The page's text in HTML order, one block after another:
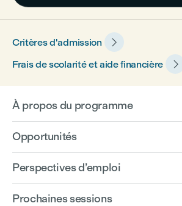
Critères d'admission 
Frais de scolarité et aide financière 
À propos du programme
Opportunités
Perspectives d’emploi
Prochaines sessions